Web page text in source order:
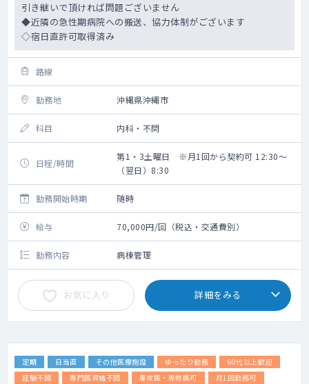
引き継いで頂ければ問題ございません
◆近隣の急性期病院への搬送、協力体制がございます
◇宿日直許可取得済み
路線
勤務地 沖縄県沖縄市
科目 内科・不問
日程/時間
第1・3土曜日 ※月1回から契約可 12:30～
（翌日）8:30
勤務開始時期 随時
給与 70,000円/回（税込・交通費別）
勤務内容 病棟管理
お気に入り 詳細をみる
定期 日当直 その他医療施設 ゆったり勤務
60代以上歓迎
経験不問
専門医資格不問 専攻医・専修医可
月1回勤務可